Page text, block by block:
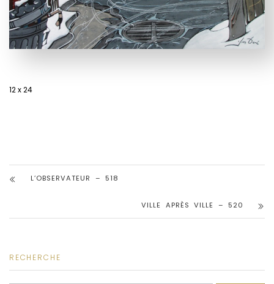
12 x 24
L’OBSERVATEUR – 518
VILLE APRÈS VILLE – 520
RECHERCHE